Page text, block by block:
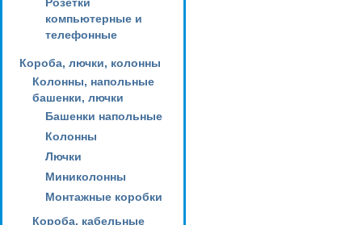
компьютерные и
телефонные
Короба, лючки, колонны
Колонны, напольные
башенки, лючки
Башенки напольные
Колонны
Лючки
Миниколонны
Монтажные коробки
Короба, кабельные